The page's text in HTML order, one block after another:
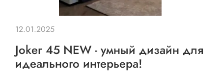
Joker 45 NEW - умный дизайн для
идеального интерьера!
12.01.2025